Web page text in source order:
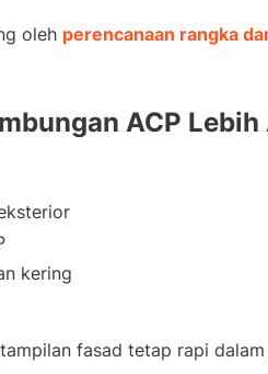
oleh perencanaan rangka
ACP Lebih
kering
fasad tetap rapi